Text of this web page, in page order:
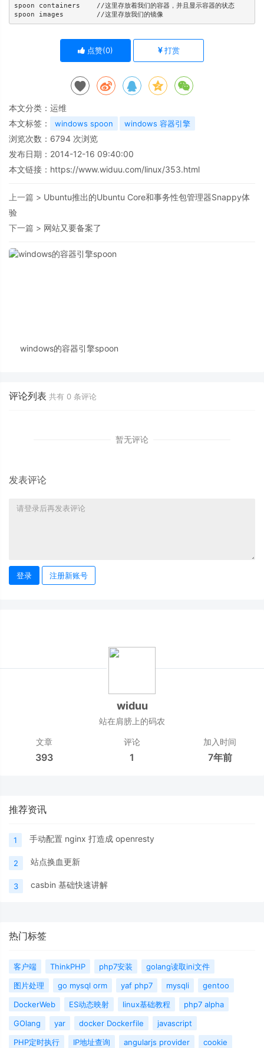
spoon containers    //这里存放着我们的容器，并且显示容器的状态
点赞(0) 打赏
本文分类： 运维
本文标签：
windows spoon windows 容器引擎
浏览次数： 6794 次浏览
发布日期：2014-12-16 09:40:00
本文链接： https://www.widuu.com/linux/353.html
上一篇 > Ubuntu推出的Ubuntu Core和事务性包管理器Snappy体
验
下一篇 > 网站又要备案了
windows的容器引擎spoon
评论列表 共有 0 条评论
暂无评论
发表评论
登录 注册新账号
widuu
站在肩膀上的码农
文章
393
评论
1
加入时间
7年前
推荐资讯
1 手动配置 nginx 打造成 openresty
2 站点换血更新
3 casbin 基础快速讲解
热门标签
客户端 ThinkPHP php7安装
golang读取ini文件
图片处理
go mysql orm yaf php7 mysqli
gentoo
DockerWeb
ES动态映射 linux基础教程
php7 alpha
GOlang
yar docker Dockerfile
javascript
PHP定时执行
IP地址查询 angularjs provider
cookie